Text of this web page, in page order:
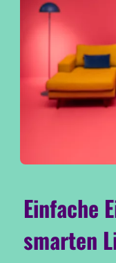
Einfache
smarten